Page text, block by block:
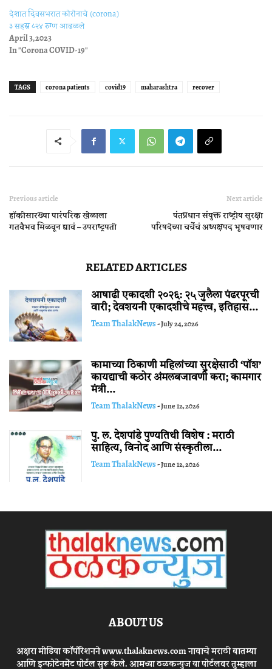
देशात दिवसभरात कोरोनाचे (corona)
३ सहस्र ८२४ रुग्ण आढळले
April 3, 2023
In "Corona COVID-19"
TAGS corona patients covid19 maharashtra recover
Previous article
हॉकीसारख्या पारंपरिक खेळाला
गतवैभव मिळवून द्यावं – उपराष्ट्रपती
Next article
पंतप्रधान संयुक्त राष्ट्रीय सुरक्षा
परिषदेच्या चर्चेचं अध्यक्षपद भूषवणार
RELATED ARTICLES
आषाढी एकादशी २०२६: २५ जुलैला पंढरपूरची
वारी; देवशयनी एकादशीचे महत्त्व, इतिहास...
Team ThalakNews-July 24, 2026
कामाच्या ठिकाणी महिलांच्या सुरक्षेसाठी ‘पॉश’
कायद्याची कठोर अंमलबजावणी करा; कामगार
मंत्री...
Team ThalakNews-June 12, 2026
पु. ल. देशपांडे पुण्यतिथी विशेष : मराठी
साहित्य, विनोद आणि संस्कृतीला...
Team ThalakNews-June 12, 2026
ABOUT US
अक्षरा मीडिया कॉर्पोरेशनने www.thalaknews.com नावाचे मराठी बातम्या
आणि इन्फोटेनमेंट पोर्टल सुरू केले. आमच्या ठळकन्युज या पोर्टलवर तुम्हाला